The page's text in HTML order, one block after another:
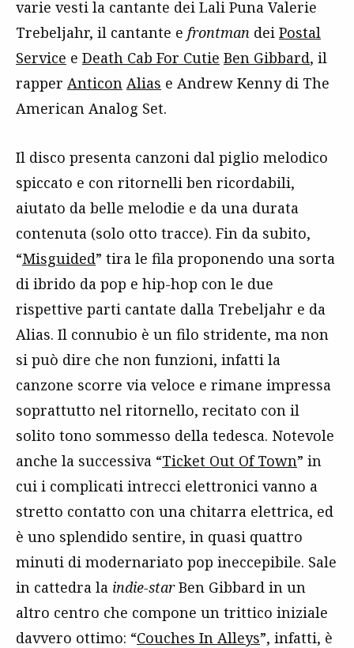
varie vesti la cantante dei Lali Puna Valerie
Trebeljahr, il cantante e frontman dei Postal
Service e Death Cab For Cutie Ben Gibbard, il
rapper Anticon Alias e Andrew Kenny di The
American Analog Set.
Il disco presenta canzoni dal piglio melodico
spiccato e con ritornelli ben ricordabili,
aiutato da belle melodie e da una durata
contenuta (solo otto tracce). Fin da subito,
“Misguided” tira le fila proponendo una sorta
di ibrido da pop e hip-hop con le due
rispettive parti cantate dalla Trebeljahr e da
Alias. Il connubio è un filo stridente, ma non
si può dire che non funzioni, infatti la
canzone scorre via veloce e rimane impressa
soprattutto nel ritornello, recitato con il
solito tono sommesso della tedesca. Notevole
anche la successiva “Ticket Out Of Town” in
cui i complicati intrecci elettronici vanno a
stretto contatto con una chitarra elettrica, ed
è uno splendido sentire, in quasi quattro
minuti di modernariato pop ineccepibile. Sale
in cattedra la indie-starBen Gibbard in un
altro centro che compone un trittico iniziale
davvero ottimo: “Couches In Alleys”, infatti, è